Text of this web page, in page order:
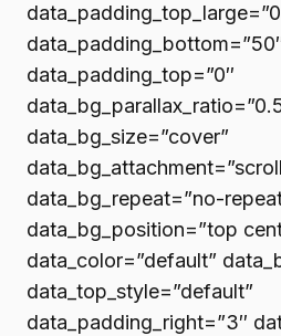
data_padding_top=”0″
data_bg_size=”cover”
data_bg_repeat=”no-
data_bg_position=”top
data_color=”default”
data_top_style=”default”
data_padding_right=”3″